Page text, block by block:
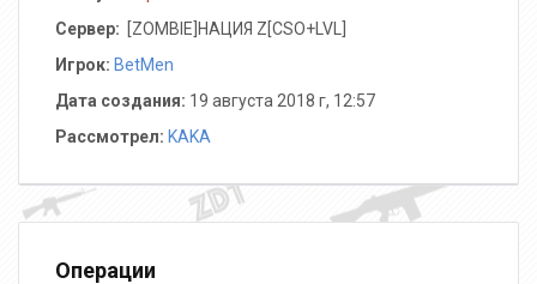
Сервер:
️ [ZOMBIE]НАЦИЯ Z[CSO+LVL]
Игрок: BetMen
Дата создания: 19 августа 2018 г, 12:57
Рассмотрел: KAKA
Операции